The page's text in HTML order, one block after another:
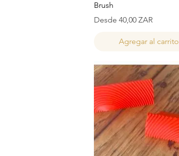
Brush
Desde 40,00 ZAR
Precio de oferta
Agregar al carrito